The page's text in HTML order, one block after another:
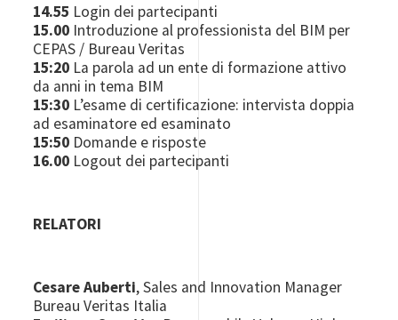
14.55 Login dei partecipanti
15.00 Introduzione al professionista del BIM per
CEPAS / Bureau Veritas
15:20 La parola ad un ente di formazione attivo
da anni in tema BIM
15:30 L’esame di certificazione: intervista doppia
ad esaminatore ed esaminato
15:50 Domande e risposte
16.00 Logout dei partecipanti
RELATORI
Cesare Auberti,Sales and Innovation Manager
Bureau Veritas Italia